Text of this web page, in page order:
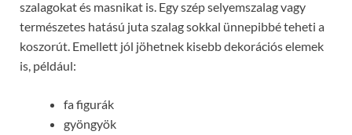
szalagokat és masnikat is. Egy szép selyemszalag vagy
természetes hatású juta szalag sokkal ünnepibbé teheti a
koszorút. Emellett jól jöhetnek kisebb dekorációs elemek
is, például:
fa figurák
gyöngyök